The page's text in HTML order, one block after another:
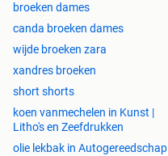
broeken dames
canda broeken dames
wijde broeken zara
xandres broeken
short shorts
koen vanmechelen in Kunst |
Litho's en Zeefdrukken
olie lekbak in Autogereedschap